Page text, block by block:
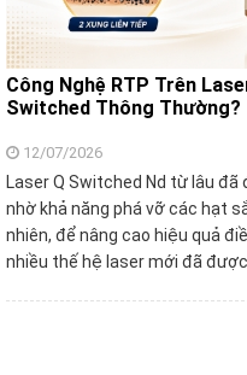
Công Nghệ RTP Trên
Switched Thông Thường?
12/07/2026
Laser Q Switched Nd từ lâu
nhờ khả năng phá vỡ các hạt
nhiên, để nâng cao hiệu quả
nhiều thế hệ laser mới đã